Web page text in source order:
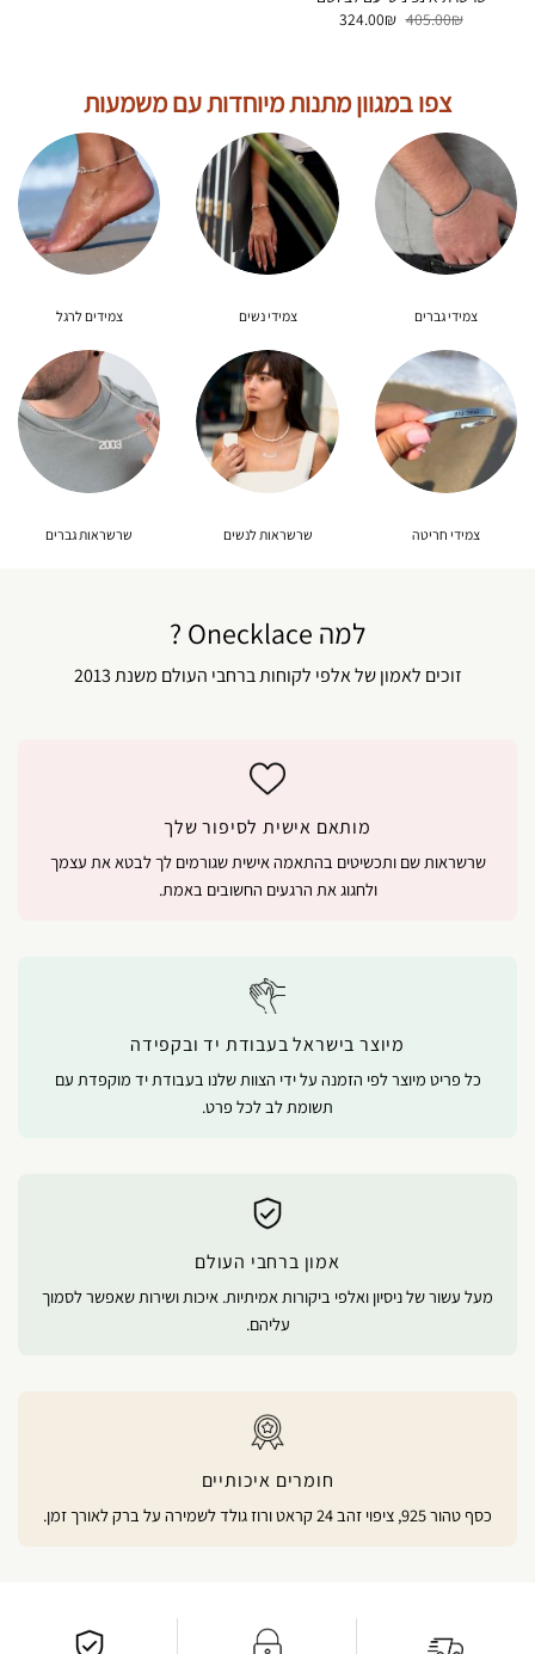
405.00₪ המחיר
המקורי
324.00₪ המחיר
צפו במגוון מתנות מיוחדות עם משמעות
צמידי גברים צמידי נשים צמידים לרגל
צמידי חריטה שרשראות לנשים שרשראות גברים
למה Onecklace ?
זוכים לאמון של אלפי לקוחות ברחבי העולם משנת 2013
מותאם אישית לסיפור שלך
שרשראות שם ותכשיטים בהתאמה אישית שגורמים לך לבטא את עצמך
ולחגוג את הרגעים החשובים באמת.
מיוצר בישראל בעבודת יד ובקפידה
כל פריט מיוצר לפי הזמנה על ידי הצוות שלנו בעבודת יד מוקפדת עם
תשומת לב לכל פרט.
אמון ברחבי העולם
מעל עשור של ניסיון ואלפי ביקורות אמיתיות. איכות ושירות שאפשר לסמוך
עליהם.
חומרים איכותיים
כסף טהור 925, ציפוי זהב 24 קראט ורוז גולד לשמירה על ברק לאורך זמן.